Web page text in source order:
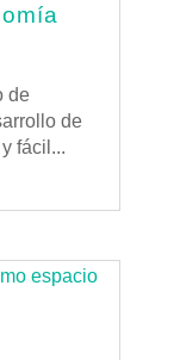
de
de
fácil...